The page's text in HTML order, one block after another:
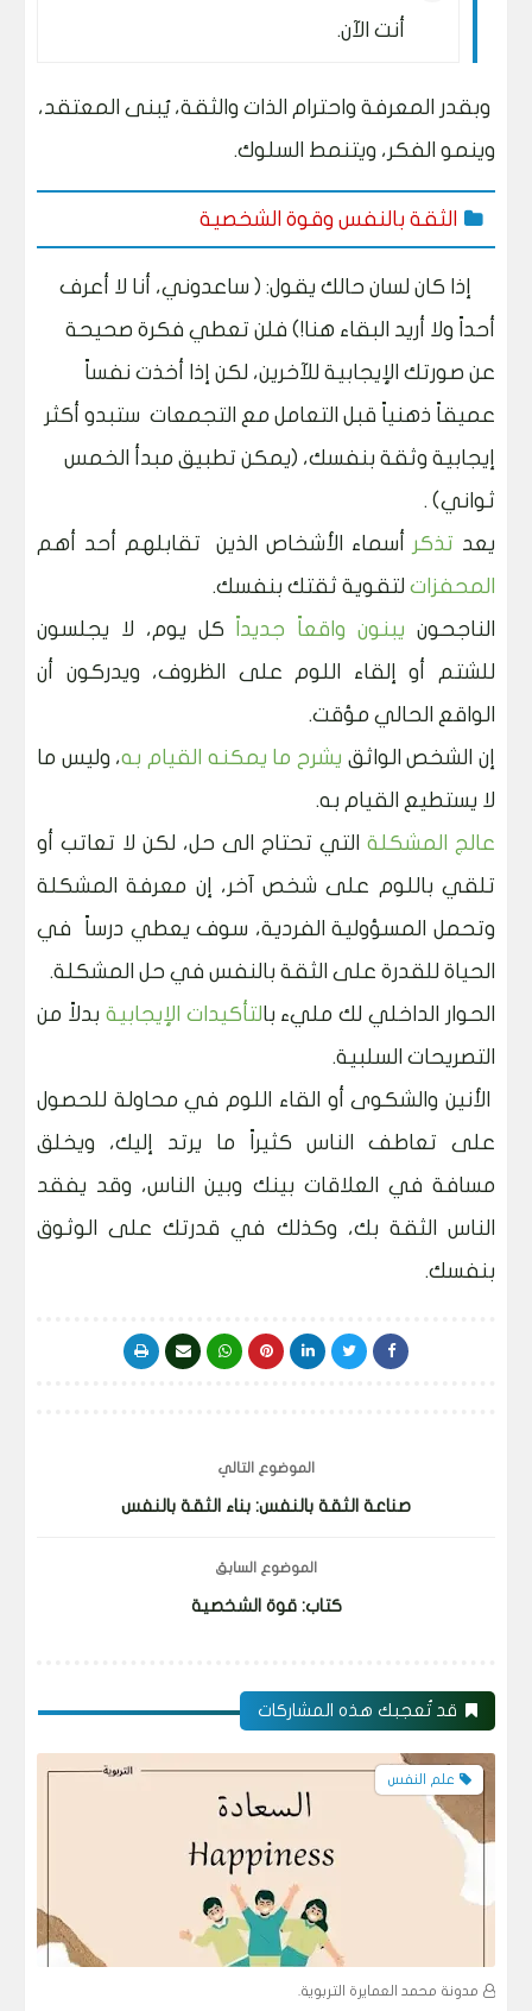
أنت الآن.
وبقدر المعرفة واحترام الذات والثقة، يُبنى المعتقد،
وينمو الفكر، ويتنمط السلوك.
الثقة بالنفس وقوة الشخصية
إذا كان لسان حالك يقول: ( ساعدوني، أنا لا أعرف
أحداً ولا أريد البقاء هنا!) فلن تعطي فكرة صحيحة
عن صورتك الإيجابية للآخرين، لكن إذا أخذت نفساً
عميقاً ذهنياً قبل التعامل مع التجمعات ستبدو أكثر
إيجابية وثقة بنفسك، (يمكن تطبيق مبدأ الخمس
ثواني) .
يعد تذكر أسماء الأشخاص الذين
تقابلهم أحد أهم
المحفزات لتقوية ثقتك بنفسك.
الناجحون يبنون واقعاً جديداً
كل يوم، لا يجلسون
للشتم أو إلقاء اللوم على الظروف، ويدركون أن
الواقع الحالي مؤقت.
إن الشخص الواثق يشرح ما يمكنه القيام به، وليس ما
لا يستطيع القيام به.
عالج المشكلة التي تحتاج الى حل، لكن لا تعاتب أو
تلقي باللوم على شخص آخر، إن معرفة المشكلة
وتحمل المسؤولية الفردية، سوف يعطي درساً
في
الحياة للقدرة على الثقة بالنفس في حل المشكلة.
الحوار الداخلي لك مليء بالتأكيدات الإيجابية بدلاً من
التصريحات السلبية.
الأنين والشكوى أو القاء اللوم في محاولة للحصول
على تعاطف الناس كثيراً ما يرتد إليك، ويخلق
مسافة في العلاقات بينك وبين الناس، وقد يفقد
الناس الثقة بك، وكذلك في قدرتك على الوثوق
بنفسك.
الموضوع التالي
صناعة الثقة بالنفس: بناء الثقة بالنفس
الموضوع السابق
كتاب: قوة الشخصية
قد تُعجبك هذه المشاركات
علم النفس
مدونة محمد العمايرة التربوية.